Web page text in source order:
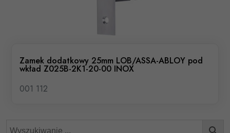
Zamek dodatkowy 25mm LOB/ASSA-ABLOY pod
wkład Z025B-2K1-20-00 INOX
001 112